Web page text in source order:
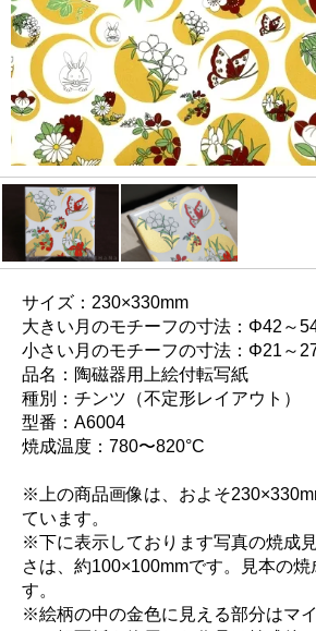
サイズ：230×330mm
大きい月のモチーフの寸法：Φ42～
小さい月のモチーフの寸法：Φ21～
品名：陶磁器用上絵付転写紙
種別：チンツ（不定形レイアウト）
型番：A6004
焼成温度：780〜820°C
※上の商品画像は、およそ
ています。
※下に表示しております写真の焼成
さは、約100×100mmです。見本の焼
す。
※絵柄の中の金色に見える部分はマ